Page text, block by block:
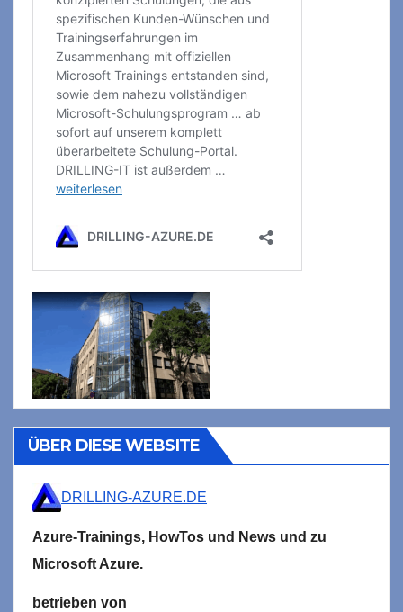
ÜBER DIESE WEBSITE
DRILLING-AZURE.DE
Azure-Trainings, HowTos und News und zu
Microsoft Azure.
betrieben von